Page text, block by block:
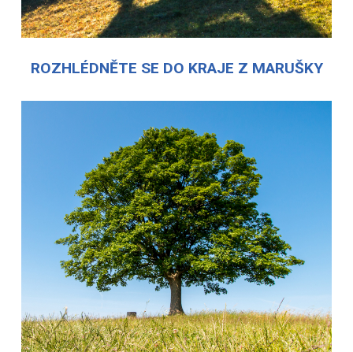
ROZHLÉDNĚTE SE DO KRAJE Z MARUŠKY